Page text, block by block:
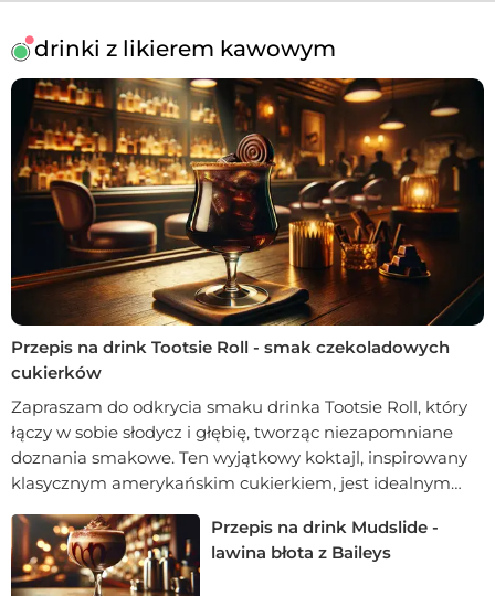
drinki z likierem kawowym
Przepis na drink Tootsie Roll - smak czekoladowych
cukierków
Zapraszam do odkrycia smaku drinka Tootsie Roll, który
łączy w sobie słodycz i głębię, tworząc niezapomniane
doznania smakowe. Ten wyjątkowy koktajl, inspirowany
klasycznym amerykańskim cukierkiem, jest idealnym
zaskakujących połączeń. Jego aksamitna tekstura i
bogaty aromat sprawią, że każdy łyk stanie się nie tylko
chwilą przyjemności, ale wprawi w błogi nastrój. Odkryj
Przepis na drink Mudslide -
lawina błota z Baileys